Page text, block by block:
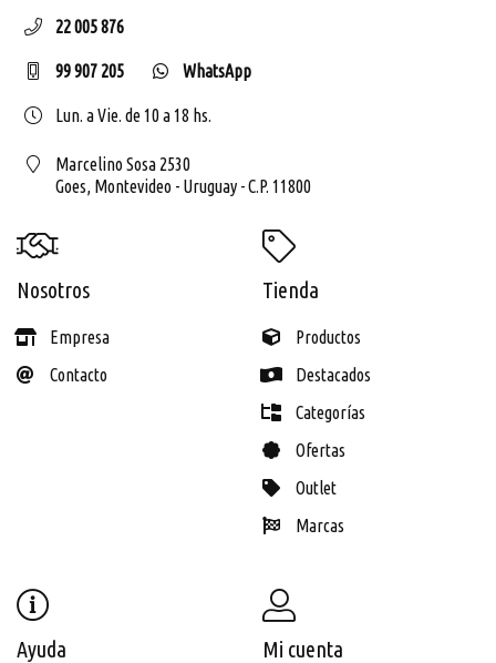
22 005 876
99 907 205 WhatsApp
Lun. a Vie. de 10 a 18 hs.
Marcelino Sosa 2530
Goes, Montevideo - Uruguay - C.P. 11800
Nosotros
Empresa
Contacto
Tienda
Productos
Destacados
Categorías
Ofertas
Outlet
Marcas
Ayuda Mi cuenta